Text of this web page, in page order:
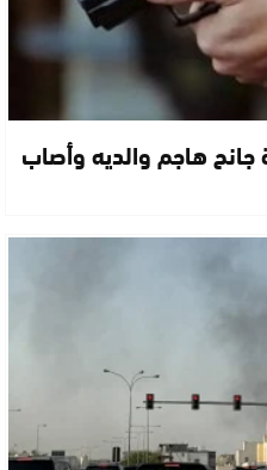
هاجم والديه وأصاب